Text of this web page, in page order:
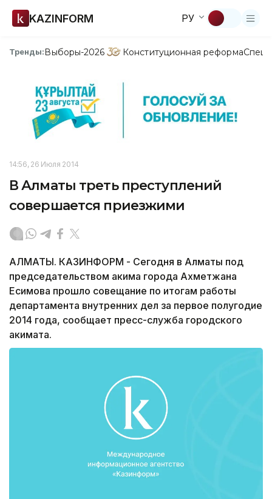
KAZINFORM РУ
Тренды:Выборы-2026 Конституционная реформа
14:56, 26 Июля 2014
В Алматы треть преступлений
совершается приезжими
АЛМАТЫ. КАЗИНФОРМ - Сегодня в Алматы под
председательством акима города Ахметжана
Есимова прошло совещание по итогам работы
департамента внутренних дел за первое полугодие
2014 года, сообщает пресс-служба городского
акимата.